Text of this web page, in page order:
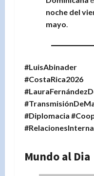
noche del
mayo.
#LuisAbinader
#CostaRica2026
#Diplomacia
Mundo al Dia